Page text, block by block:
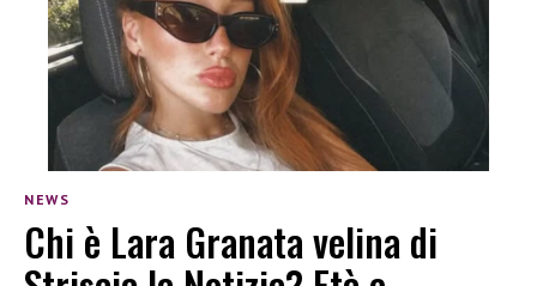
NEWS
Chi è Lara Granata velina di